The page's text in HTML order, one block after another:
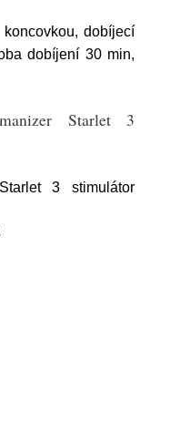
dobíjecí
dobíjení 30 min,
Starlet 3
3 stimulátor